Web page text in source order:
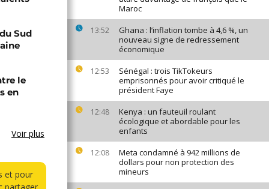
Maroc
13:52
Ghana : l’inflation tombe à 4,6 %, un
nouveau signe de redressement
économique
12:53
Sénégal : trois TikTokeurs
emprisonnés pour avoir critiqué le
président Faye
12:48
Kenya : un fauteuil roulant
écologique et abordable pour les
enfants
12:08
Meta condamné à 942 millions de
dollars pour non protection des
mineurs
Sud
le
en
Voir plus
et pour